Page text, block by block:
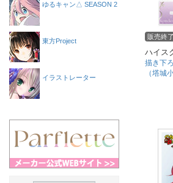
販売終了
ハイス
描き下
（塔城
ゆるキャン△ SEASON 2
東方Project
イラストレーター